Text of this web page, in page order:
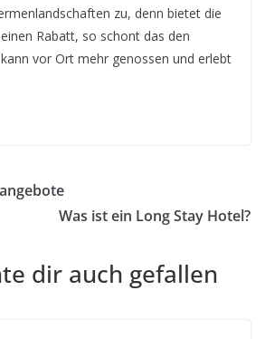
zu, denn bietet die
Rabatt, so schont das den
vor Ort mehr genossen und erlebt
Was ist ein Long Stay Hotel?
dir auch gefallen